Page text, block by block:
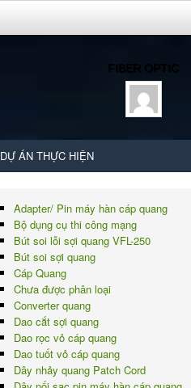
FIBER OPTIC
DỰ ÁN THỰC HIỆN
Adapter/ Pin máy hàn cáp quang
Bộ dụng cụ thi công mạng
Bút soi lỗi sợi quang VFL-250
Bút soi sợi quang
Cáp Quang
Chưa được phân loại
Converter quang
Dao cắt sợi quang
Dao rọc vỏ cáp quang
Dao tuốt vỏ cáp quang
Dây nhảy quang Patch Cord